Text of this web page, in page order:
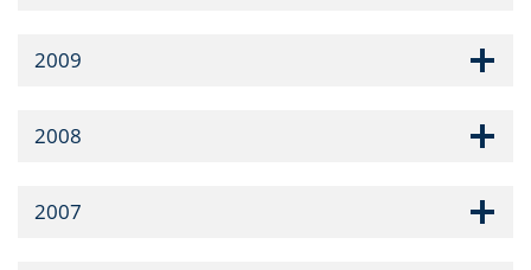
2009
2008
2007